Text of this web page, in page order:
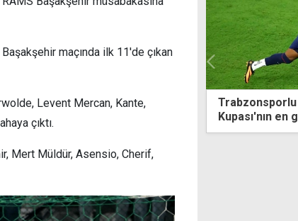
maçında ilk 11'de çıkan
Levent Mercan, Kante,
çıktı.
Mert Müldür, Asensio, Cherif,
Cabral'ın golü "Dünya
en güzel golü" seçildi
Tekvandocular